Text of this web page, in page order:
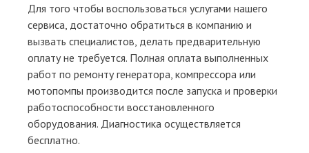
Для того чтобы воспользоваться услугами нашего
сервиса, достаточно обратиться в компанию и
вызвать специалистов, делать предварительную
оплату не требуется. Полная оплата выполненных
работ по ремонту генератора, компрессора или
мотопомпы производится после запуска и проверки
работоспособности восстановленного
оборудования. Диагностика осуществляется
бесплатно.